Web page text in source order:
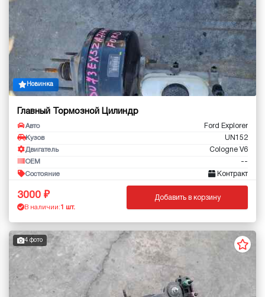
Новинка
Главный Тормозной Цилиндр
Авто Ford Explorer
Кузов UN152
Двигатель Cologne V6
OEM --
Состояние Контракт
3000
В наличии: 1 шт.
Добавить в корзину
4 фото